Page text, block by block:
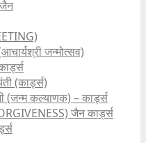
जन्मोत्सव)
(कार्ड्स)
(जन्म कल्याणक) – कार्ड्स
जैन कार्ड्स